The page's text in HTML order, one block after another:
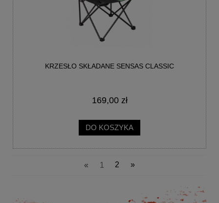
KRZESŁO SKŁADANE SENSAS CLASSIC
169,00 zł
DO KOSZYKA
« 1 2 »